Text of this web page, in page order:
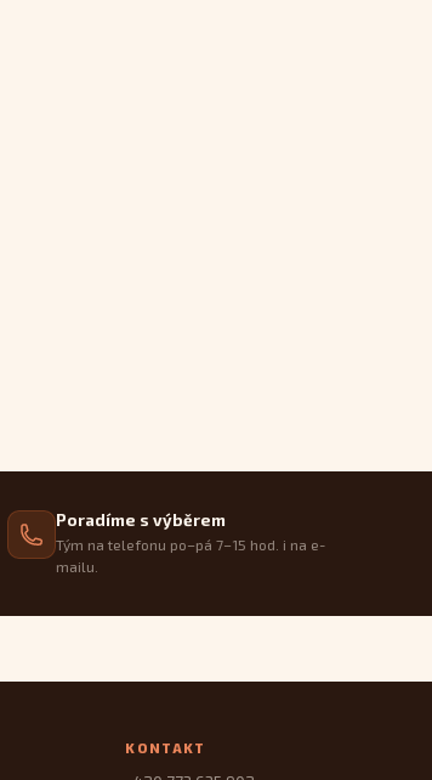
Poradíme s výběrem
Tým na telefonu po–pá 7–15 hod. i na e-
mailu.
KONTAKT